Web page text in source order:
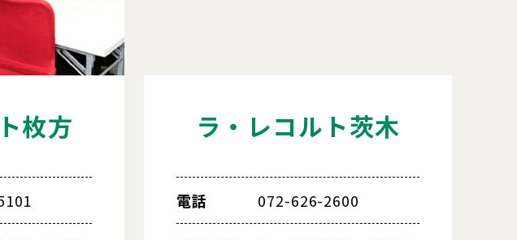
枚方 ラ・レコルト茨木
電話 072-626-2600